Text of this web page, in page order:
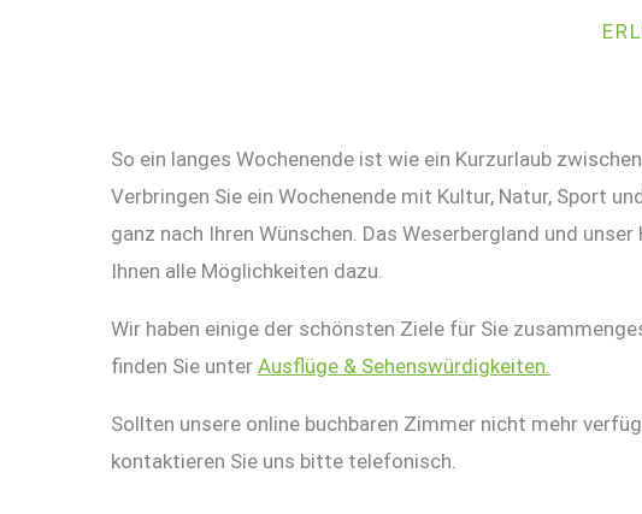
So ein langes Wochenende ist wie ein Kurzurlaub
Verbringen Sie ein Wochenende mit Kultur, Natur, Sport
ganz nach Ihren Wünschen. Das Weserbergland und
Ihnen alle Möglichkeiten dazu.
Wir haben einige der schönsten Ziele für Sie
finden Sie unter Ausflüge & Sehenswürdigkeiten.
Sollten unsere online buchbaren Zimmer nicht mehr
kontaktieren Sie uns bitte telefonisch.